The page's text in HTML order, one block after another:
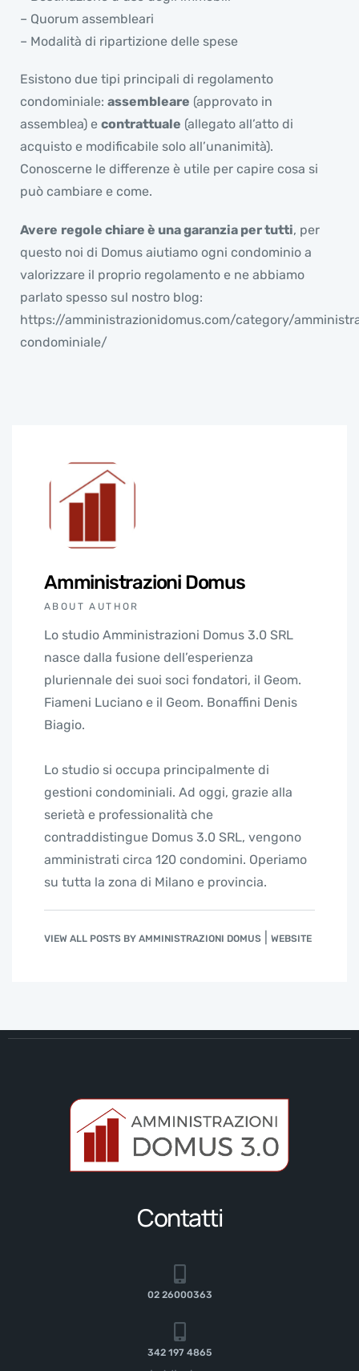
– Quorum assembleari
– Modalità di ripartizione delle spese
Esistono due tipi principali di regolamento
condominiale: assembleare (approvato in
assemblea) e contrattuale (allegato all’atto di
acquisto e modificabile solo all’unanimità).
Conoscerne le differenze è utile per capire cosa si
può cambiare e come.
Avere regole chiare è una garanzia per tutti, per
questo noi di Domus aiutiamo ogni condominio a
valorizzare il proprio regolamento e ne abbiamo
parlato spesso sul nostro blog:
https://amministrazionidomus.com/category/
condominiale/
Amministrazioni Domus
ABOUT AUTHOR
Lo studio Amministrazioni Domus 3.0 SRL
nasce dalla fusione dell’esperienza
pluriennale dei suoi soci fondatori, il Geom.
Fiameni Luciano e il Geom. Bonaffini Denis
Biagio.
Lo studio si occupa principalmente di
gestioni condominiali. Ad oggi, grazie alla
serietà e professionalità che
contraddistingue Domus 3.0 SRL, vengono
amministrati circa 120 condomini. Operiamo
su tutta la zona di Milano e provincia.
VIEW ALL POSTS BY AMMINISTRAZIONI DOMUS WEBSITE
Contatti
02 26000363
342 197 4865